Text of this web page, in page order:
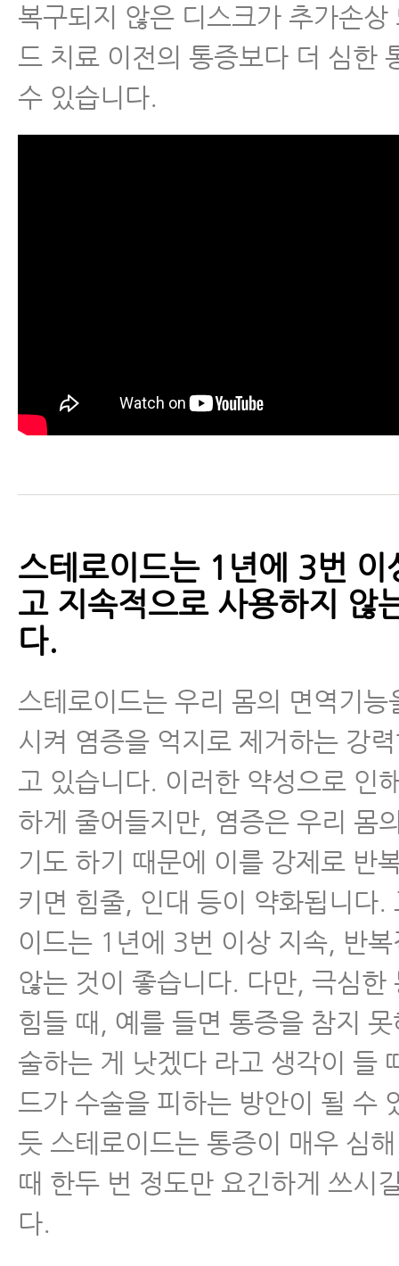
- 추간판탈출증, 협착증 주사나 시
게 아플 때 사람들이 많이 하는 3
- 허리디스크치료, 근육을 꼭 치료
- 허리디스크 운동 불변의 법칙,
- 허리디스크 허리통증 환자는 일
- 자고 일어나면 아침에 통증이 극
크 환자가 매일 꼭 해야 하는 4가
- 허리디스크가 오랫동안 낫지 않
유와 해결 방법
- 허리디스크보존치료 오래해도
도대체 무엇이 문제인가? 해결 방
허리통증
좌골신경통
척추관협착증
척추분리증
척추전방전위증
척추유합술 후 재발
척추운동법
복구되지 않은 디스크가 추가손상
드 치료 이전의 통증보다 더 심한
수 있습니다.
스테로이드는 1년에 3번 이
고 지속적으로 사용하지 않
다.
스테로이드는 우리 몸의 면역기능
시켜 염증을 억지로 제거하는 강
고 있습니다. 이러한 약성으로 인
하게 줄어들지만, 염증은 우리 몸
기도 하기 때문에 이를 강제로 반
키면 힘줄, 인대 등이 약화됩니다.
이드는 1년에 3번 이상 지속, 반
않는 것이 좋습니다. 다만, 극심한
힘들 때, 예를 들면 통증을 참지
술하는 게 낫겠다 라고 생각이 들
드가 수술을 피하는 방안이 될 수
듯 스테로이드는 통증이 매우 심
때 한두 번 정도만 요긴하게 쓰시
다.